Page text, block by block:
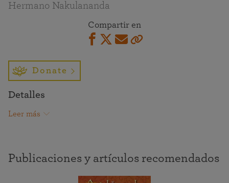
Hermano Nakulananda
Compartir en
Donate
Detalles
Leer más
Publicaciones y artículos recomendados